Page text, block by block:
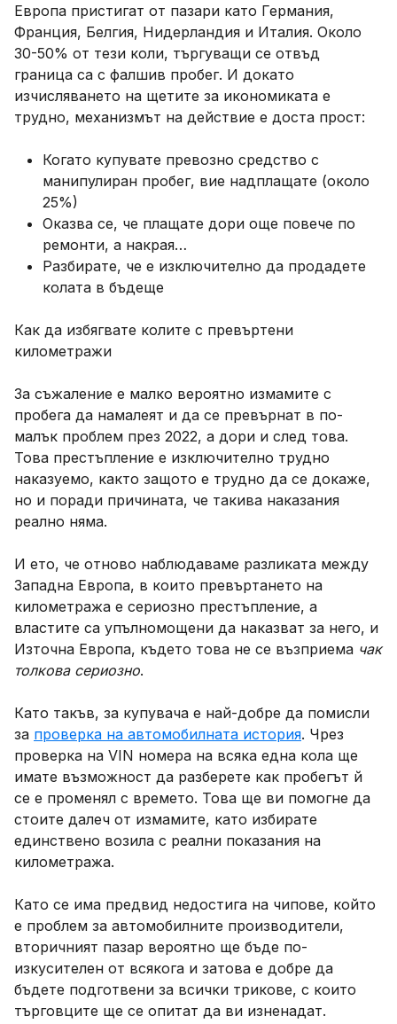
Европа пристигат от пазари като Германия,
Франция, Белгия, Нидерландия и Италия. Около
30-50% от тези коли, търгуващи се отвъд
граница са с фалшив пробег. И докато
изчисляването на щетите за икономиката е
трудно, механизмът на действие е доста прост:
Когато купувате превозно средство с
манипулиран пробег, вие надплащате (около
25%)
Оказва се, че плащате дори още повече по
ремонти, а накрая…
Разбирате, че е изключително да продадете
колата в бъдеще
Как да избягвате колите с превъртени
километражи
За съжаление е малко вероятно измамите с
пробега да намалеят и да се превърнат в по-
малък проблем през 2022, а дори и след това.
Това престъпление е изключително трудно
наказуемо, както защото е трудно да се докаже,
но и поради причината, че такива наказания
реално няма.
И ето, че отново наблюдаваме разликата между
Западна Европа, в които превъртането на
километража е сериозно престъпление, а
властите са упълномощени да наказват за него, и
Източна Европа, където това не се възприема чак
толкова сериозно.
Като такъв, за купувача е най-добре да помисли
за проверка на автомобилната история. Чрез
проверка на VIN номера на всяка една кола ще
имате възможност да разберете как пробегът й
се е променял с времето. Това ще ви помогне да
стоите далеч от измамите, като избирате
единствено возила с реални показания на
километража.
Като се има предвид недостига на чипове, който
е проблем за автомобилните производители,
вторичният пазар вероятно ще бъде по-
изкусителен от всякога и затова е добре да
бъдете подготвени за всички трикове, с които
търговците ще се опитат да ви изненадат.